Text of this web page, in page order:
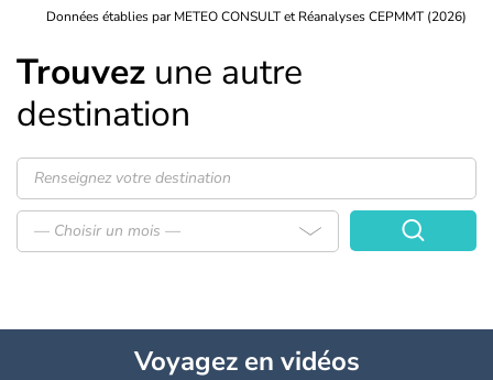
Données établies par METEO CONSULT et Réanalyses CEPMMT (2026)
Trouvez une autre
destination
— Choisir un mois —
Voyagezen vidéos